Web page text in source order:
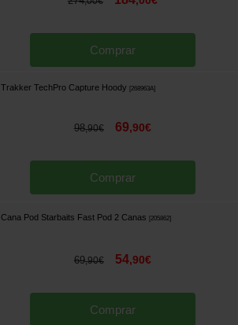
Comprar
Trakker TechPro Capture Hoody 268963A]
98,90€ 69,90€
Comprar
Cana Pod Starbaits Fast Pod 2 Canas 205862]
69,90€ 54,90€
Comprar